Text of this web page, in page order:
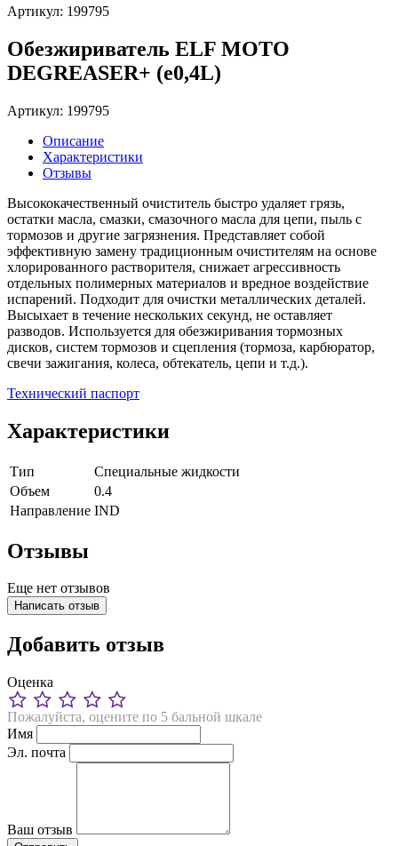
Артикул: 199795
Обезжириватель ELF MOTO
DEGREASER+ (e0,4L)
Артикул: 199795
Описание
Характеристики
Отзывы
Высококачественный очиститель быстро удаляет грязь,
остатки масла, смазки, смазочного масла для цепи, пыль с
тормозов и другие загрязнения. Представляет собой
эффективную замену традиционным очистителям на основе
хлорированного растворителя, снижает агрессивность
отдельных полимерных материалов и вредное воздействие
испарений. Подходит для очистки металлических деталей.
Высыхает в течение нескольких секунд, не оставляет
разводов. Используется для обезжиривания тормозных
дисков, систем тормозов и сцепления (тормоза, карбюратор,
свечи зажигания, колеса, обтекатель, цепи и т.д.).
Технический паспорт
Характеристики
Тип
Специальные жидкости
Объем
0.4
Направление IND
Отзывы
Еще нет отзывов
Написать отзыв
Добавить отзыв
Оценка
Пожалуйста, оцените по 5 бальной шкале
Имя
Эл. почта
Ваш отзыв